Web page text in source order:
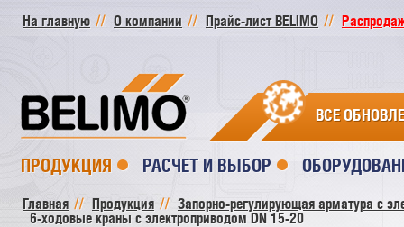
На главную О компании Прайс-лист BELIMO
ВСЕ
ПРОДУКЦИЯ РАСЧЕТ И ВЫБОР
Главная Продукция
Запорно-регулирующая арматура с
6-ходовые краны с электроприводом DN 15-20